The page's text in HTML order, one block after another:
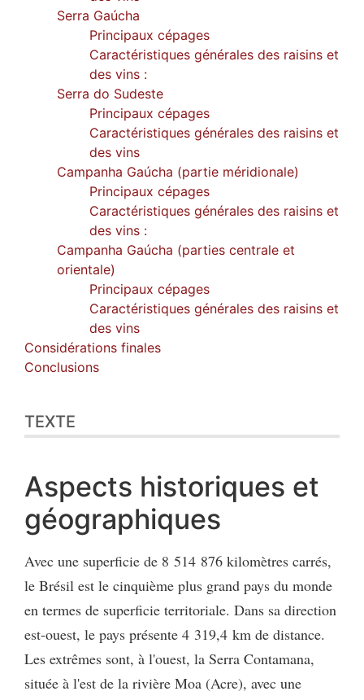
Serra Gaúcha
Principaux cépages
Caractéristiques générales des raisins et
des vins :
Serra do Sudeste
Principaux cépages
Caractéristiques générales des raisins et
des vins
Campanha Gaúcha (partie méridionale)
Principaux cépages
Caractéristiques générales des raisins et
des vins :
Campanha Gaúcha (parties centrale et
orientale)
Principaux cépages
Caractéristiques générales des raisins et
des vins
Considérations finales
Conclusions
TEXTE
Aspects historiques et
géographiques
Avec une superficie de 8 514 876 kilomètres carrés,
le Brésil est le cinquième plus grand pays du monde
en termes de superficie territoriale. Dans sa direction
est-ouest, le pays présente 4 319,4 km de distance.
Les extrêmes sont, à l'ouest, la Serra Contamana,
située à l'est de la rivière Moa (Acre), avec une